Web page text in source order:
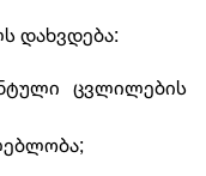
დახვდება:
ცვლილების